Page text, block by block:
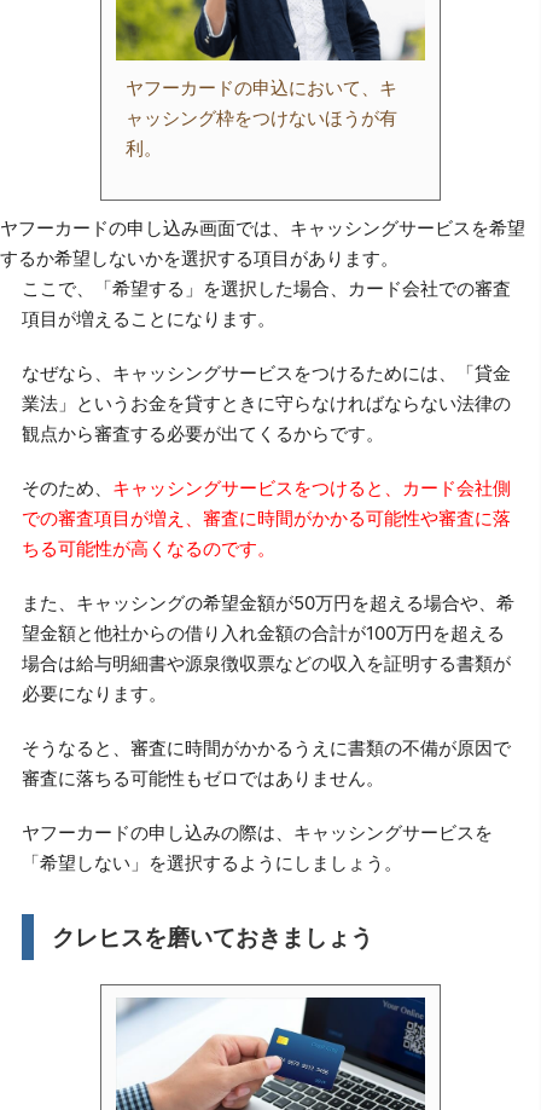
ヤフーカードの申込において、キ
ャッシング枠をつけないほうが有
利。
ヤフーカードの申し込み画面では、キャッシングサービスを希望
するか希望しないかを選択する項目があります。
ここで、「希望する」を選択した場合、カード会社での審査
項目が増えることになります。
なぜなら、キャッシングサービスをつけるためには、「貸金
業法」というお金を貸すときに守らなければならない法律の
観点から審査する必要が出てくるからです。
そのため、 キャッシングサービスをつけると、カード会社側
での審査項目が増え、審査に時間がかかる可能性や審査に落
ちる可能性が高くなるのです。
また、キャッシングの希望金額が50万円を超える場合や、希
望金額と他社からの借り入れ金額の合計が100万円を超える
場合は給与明細書や源泉徴収票などの収入を証明する書類が
必要になります。
そうなると、審査に時間がかかるうえに書類の不備が原因で
審査に落ちる可能性もゼロではありません。
ヤフーカードの申し込みの際は、キャッシングサービスを
「希望しない」を選択するようにしましょう。
クレヒスを磨いておきましょう